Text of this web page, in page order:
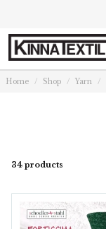
Home Shop Yarn
34 products